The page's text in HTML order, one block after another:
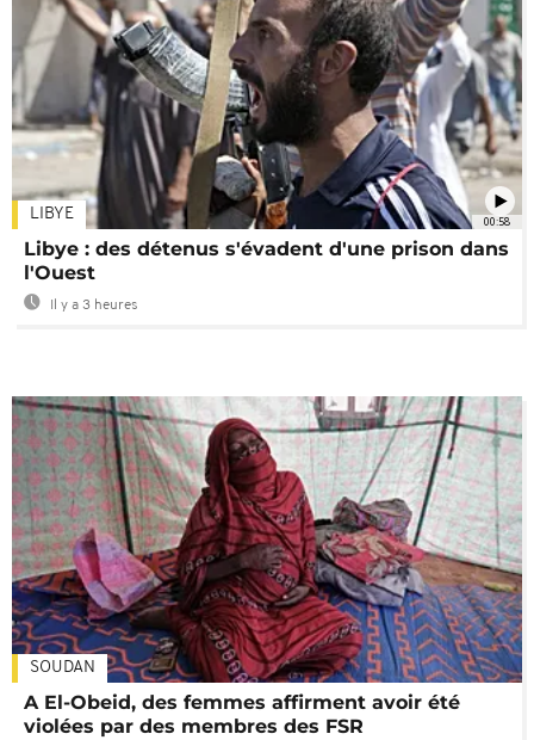
00:58
LIBYE
Libye : des détenus s'évadent d'une prison dans
l'Ouest
Il y a 3 heures
SOUDAN
A El-Obeid, des femmes affirment avoir été
violées par des membres des FSR